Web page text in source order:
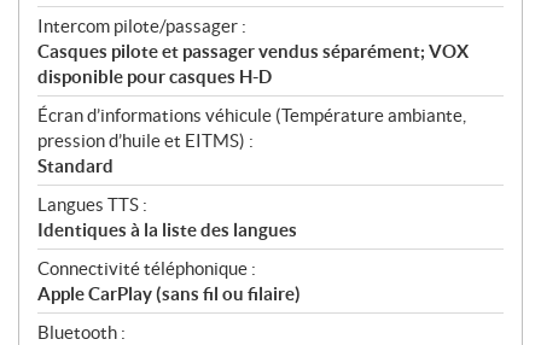
Intercom pilote/passager :
Casques pilote et passager vendus séparément; VOX
disponible pour casques H-D
Écran d’informations véhicule (Température ambiante,
pression d’huile et EITMS) :
Standard
Langues TTS :
Identiques à la liste des langues
Connectivité téléphonique :
Apple CarPlay (sans fil ou filaire)
Bluetooth :